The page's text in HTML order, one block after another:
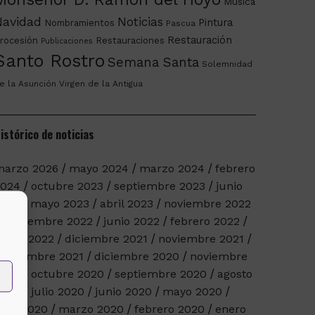
Nombramientos Noticias Pascua Pintura
Publicaciones Restauraciones Restauración
Rostro Semana Santa Solemnidad
la Asunción Virgen de la Antigua
de noticias
2026 mayo 2024 marzo 2024
febrero
octubre 2023 septiembre 2023
junio
mayo 2023 abril 2023
noviembre 2022
septiembre 2022
junio 2022
febrero 2022
enero 2022
diciembre 2021
noviembre 2021
septiembre 2021
diciembre 2020
noviembre
octubre 2020 septiembre 2020
agosto
julio 2020 junio 2020
mayo 2020
abril 2020
marzo 2020 febrero 2020
enero